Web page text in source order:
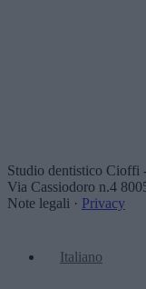
Studio dentistico Cioffi
Via Cassiodoro n.4
Note legali · Privacy
Italiano